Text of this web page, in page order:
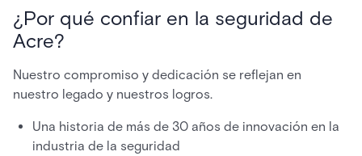
¿Por qué confiar en la seguridad de
Acre?
Nuestro compromiso y dedicación se reflejan en
nuestro legado y nuestros logros.
Una historia de más de 30 años de innovación en la
industria de la seguridad